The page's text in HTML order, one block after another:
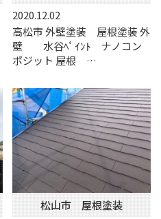
2020.12.02
高松市 外壁塗装 屋根塗装 外
壁 水谷ﾍﾟｲﾝﾄ ナノコン
ポジット 屋根 …
松山市 屋根塗装